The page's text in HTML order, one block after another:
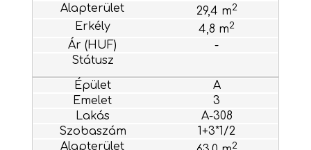
29,4 m2
4,8 m2
-
A
3
A-308
1+3*1/2
2